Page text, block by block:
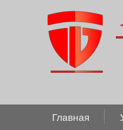
Главная